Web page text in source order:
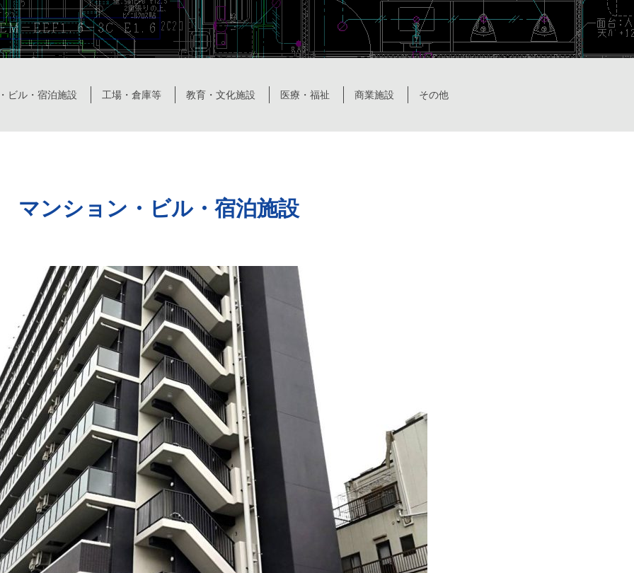
ビル・宿泊施設 工場・倉庫等 教育・文化施設 医療・福祉 商業施設 その他
マンション・ビル・宿泊施設